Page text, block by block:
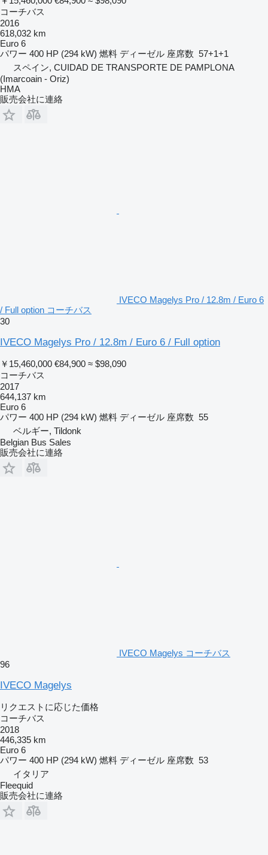
コーチバス
2016
618,032 km
Euro 6
パワー 400 HP (294 kW) 燃料 ディーゼル 座席数 57+1+1
スペイン, CUIDAD DE TRANSPORTE DE PAMPLONA
(Imarcoain - Oriz)
HMA
販売会社に連絡
IVECO Magelys Pro / 12.8m / Euro 6
/ Full option コーチバス
30
IVECO Magelys Pro / 12.8m / Euro 6 / Full option
￥15,460,000 €84,900 ≈ $98,090
コーチバス
2017
644,137 km
Euro 6
パワー 400 HP (294 kW) 燃料 ディーゼル 座席数 55
ベルギー, Tildonk
Belgian Bus Sales
販売会社に連絡
IVECO Magelys コーチバス
96
IVECO Magelys
リクエストに応じた価格
コーチバス
2018
446,335 km
Euro 6
パワー 400 HP (294 kW) 燃料 ディーゼル 座席数 53
イタリア
Fleequid
販売会社に連絡